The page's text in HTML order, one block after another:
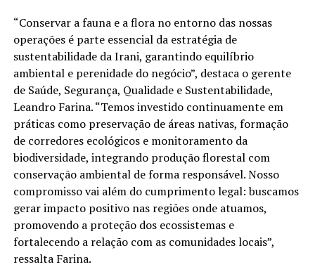
“Conservar a fauna e a flora no entorno das nossas
operações é parte essencial da estratégia de
sustentabilidade da Irani, garantindo equilíbrio
ambiental e perenidade do negócio”, destaca o gerente
de Saúde, Segurança, Qualidade e Sustentabilidade,
Leandro Farina. “Temos investido continuamente em
práticas como preservação de áreas nativas, formação
de corredores ecológicos e monitoramento da
biodiversidade, integrando produção florestal com
conservação ambiental de forma responsável. Nosso
compromisso vai além do cumprimento legal: buscamos
gerar impacto positivo nas regiões onde atuamos,
promovendo a proteção dos ecossistemas e
fortalecendo a relação com as comunidades locais”,
ressalta Farina.